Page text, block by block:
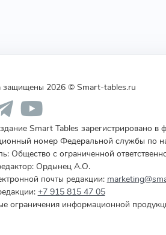
защищены 2026 © Smart-tables.ru
Smart Tables зарегистрировано
номер Федеральной службы по
: Общество с ограниченной
Ордынец А.О.
почты редакции:
+7 915 815 47 05
ограничения информационной